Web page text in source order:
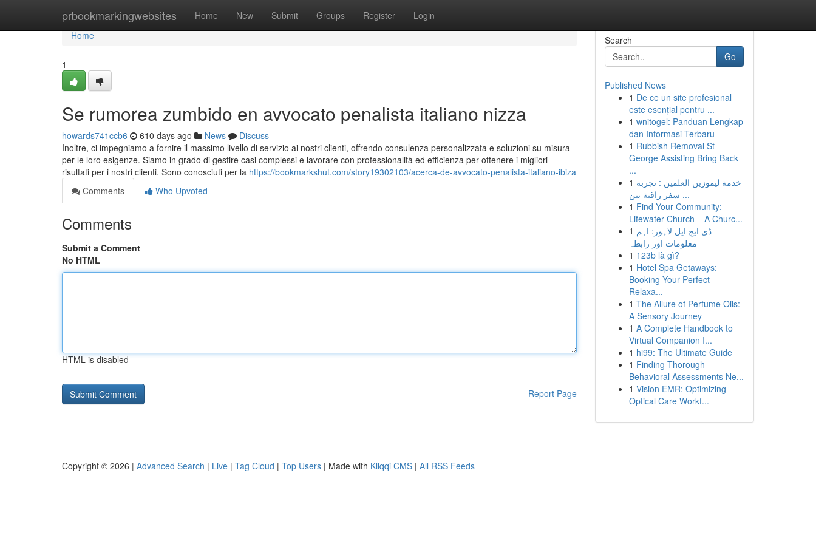
prbookmarkingwebsites Home New Submit Groups Register Login
Home
Home
1
Se rumorea zumbido en avvocato penalista italiano nizza
howards741ccb6 610 days ago News
Discuss
Inoltre, ci impegniamo a fornire il massimo livello di servizio ai nostri clienti, offrendo consulenza personalizzata e soluzioni su misura
per le loro esigenze. Siamo in grado di gestire casi complessi e lavorare con professionalità ed efficienza per ottenere i migliori
risultati per i nostri clienti. Sono conosciuti per la https://bookmarkshut.com/story19302103/acerca-de-avvocato-penalista-italiano-ibiza
Comments
Who Upvoted
Comments
Submit a Comment
No HTML
HTML is disabled
Report Page
Search
Go
Published News
1 De ce un site profesional
este esențial pentru ...
1 wnitogel: Panduan Lengkap
dan Informasi Terbaru
1 Rubbish Removal St
George Assisting Bring Back
...
1 خدمة ليموزين العلمين : تجربة
سفر راقية بين ...
1 Find Your Community:
Lifewater Church – A Churc...
1 ڈی ایچ ایل لاہور: اہم
معلومات اور رابطہ
1 123b là gì?
1 Hotel Spa Getaways:
Booking Your Perfect
Relaxa...
1 The Allure of Perfume Oils:
A Sensory Journey
1 A Complete Handbook to
Virtual Companion I...
1 hi99: The Ultimate Guide
1 Finding Thorough
Behavioral Assessments Ne...
1 Vision EMR: Optimizing
Optical Care Workf...
Copyright © 2026 | Advanced Search | Live | Tag Cloud | Top Users | Made with Kliqqi CMS | All RSS Feeds